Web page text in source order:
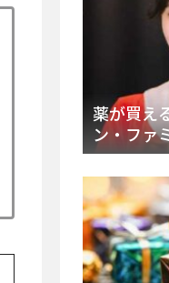
薬が買え
ン・ファ
える市販
【2025年